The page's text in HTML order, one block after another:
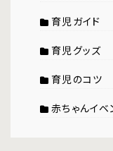
育児ガイド
育児グッズ
育児のコツ
赤ちゃんイベ